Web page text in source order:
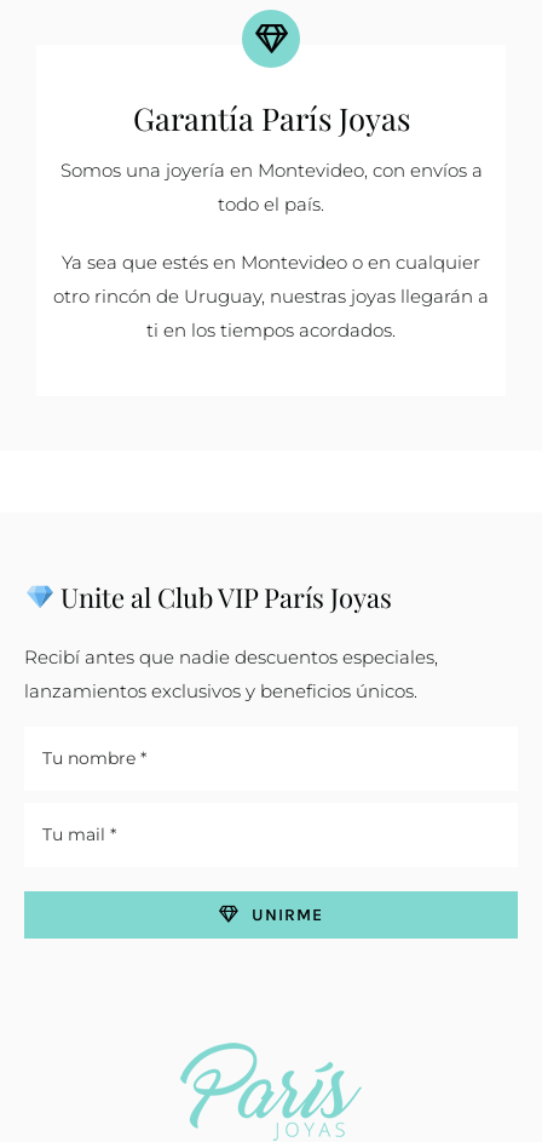
Garantía París Joyas
Somos una joyería en Montevideo, con envíos a
todo el país.
Ya sea que estés en Montevideo o en cualquier
otro rincón de Uruguay, nuestras joyas llegarán a
ti en los tiempos acordados.
Unite al Club VIP París Joyas
Recibí antes que nadie descuentos especiales,
lanzamientos exclusivos y beneficios únicos.
UNIRME